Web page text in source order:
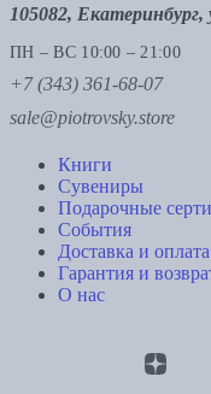
105082,
ПН – ВС 10:00 – 21:00
+7 (343) 361-68-07
sale@piotrovsky.store
Книги
Сувениры
Подарочные
События
Доставка и оплата
Гарантия и
О нас